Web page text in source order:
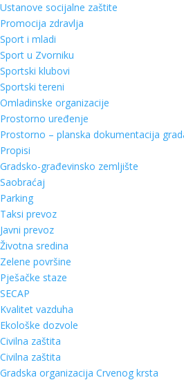
Ustanove socijalne zaštite
Promocija zdravlja
Sport i mladi
Sport u Zvorniku
Sportski klubovi
Sportski tereni
Omladinske organizacije
Prostorno uređenje
Prostorno – planska dokumentacija
Propisi
Gradsko-građevinsko zemljište
Saobraćaj
Parking
Taksi prevoz
Javni prevoz
Životna sredina
Zelene površine
Pješačke staze
SECAP
Kvalitet vazduha
Ekološke dozvole
Civilna zaštita
Civilna zaštita
Gradska organizacija Crvenog krsta